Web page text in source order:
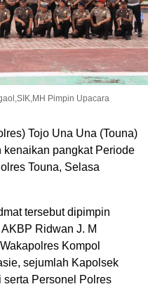
Pimpin Upacara
Tojo Una Una (Touna)
pangkat Periode
Touna, Selasa
tersebut dipimpin
Ridwan J. M
Kompol
sejumlah Kapolsek
serta Personel Polres